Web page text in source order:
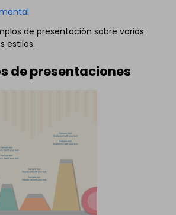
de presentación sobre varios
estilos.
de presentaciones